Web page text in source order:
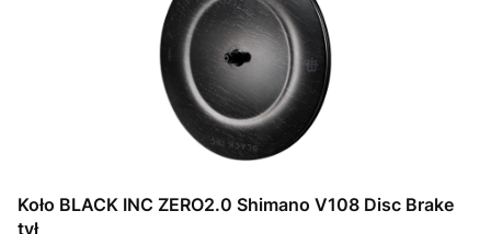
Koło BLACK INC ZERO2.0 Shimano V108 Disc Brake
tył